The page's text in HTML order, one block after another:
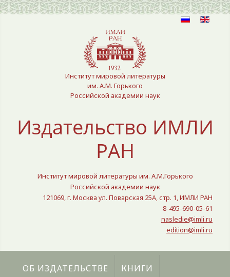
Выберите язык
Институт мировой литературы
им. А.М. Горького
Российской академии наук
Издательство ИМЛИ
РАН
Институт мировой литературы им. А.М.Горького
Российской академии наук
121069, г. Москва ул. Поварская 25A, стр. 1, ИМЛИ РАН
8-495-690-05-61
nasledie@imli.ru
edition@imli.ru
ОБ ИЗДАТЕЛЬСТВЕ КНИГИ